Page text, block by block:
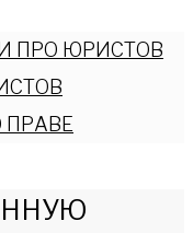
ПРО ЮРИСТОВ